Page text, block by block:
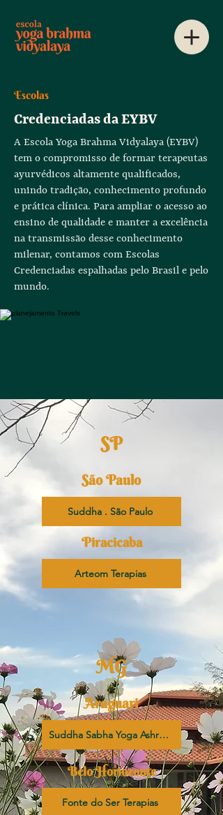
Escolas
Credenciadas da EYBV
A Escola Yoga Brahma Vidyalaya (EYBV)
tem o compromisso de formar terapeutas
ayurvédicos altamente qualificados,
unindo tradição, conhecimento profundo
e prática clínica. Para ampliar o acesso ao
ensino de qualidade e manter a excelência
na transmissão desse conhecimento
milenar, contamos com Escolas
Credenciadas espalhadas pelo Brasil e pelo
mundo.
SP
São Paulo
Suddha . São Paulo
Piracicaba
Arteom Terapias
MG
Araguari
Suddha Sabha Yoga Ashram
Belo Horiozonte
Fonte do Ser Terapias